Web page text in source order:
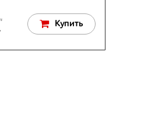
Купить